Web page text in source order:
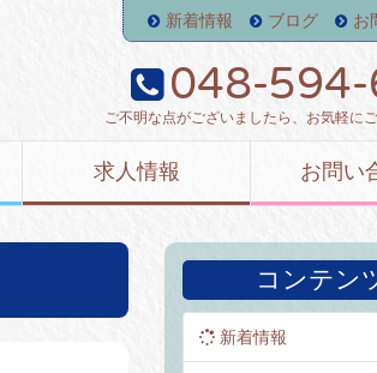
新着情報 ブログ お
048-
ご不明な点がございましたら、お気軽にご
求人情報 お問い
コンテン
新着情報